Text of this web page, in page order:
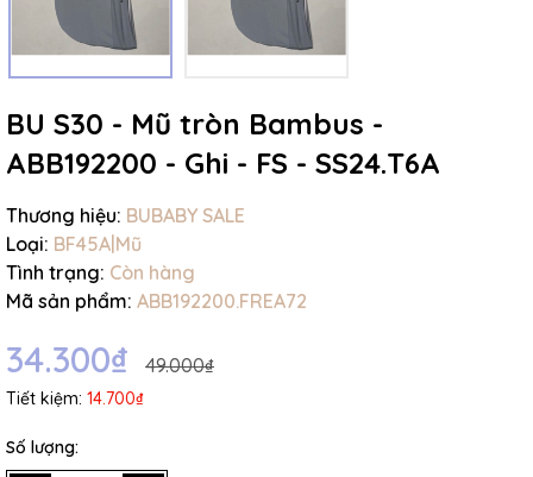
BU S30 - Mũ tròn Bambus -
ABB192200 - Ghi - FS - SS24.T6A
Thương hiệu: BUBABY SALE
Loại: BF45A|Mũ
Tình trạng: Còn hàng
Mã sản phẩm: ABB192200.FREA72
34.300₫ 49.000₫
Tiết kiệm: 14.700₫
Số lượng: